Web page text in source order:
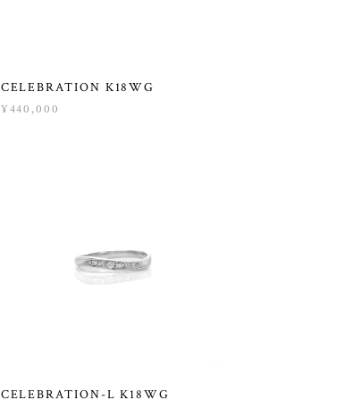
CELEBRATION K18WG
¥440,000
CELEBRATION-L K18WG